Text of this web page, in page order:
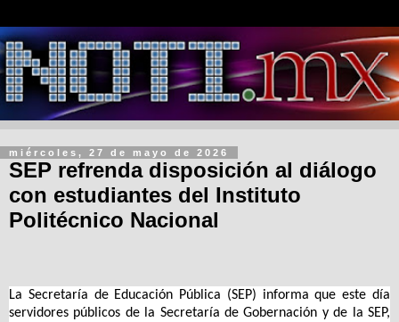
miércoles, 27 de mayo de 2026
SEP refrenda disposición al diálogo
con estudiantes del Instituto
Politécnico Nacional
La Secretaría de Educación Pública (SEP) informa que este día
servidores públicos de la Secretaría de Gobernación y de la SEP,